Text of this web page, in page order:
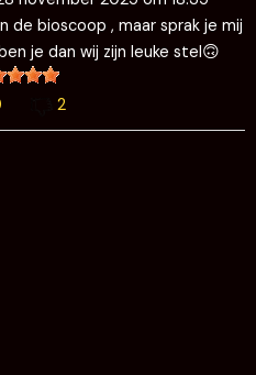
de bioscoop , maar sprak je mij
je dan wij zijn leuke stel🙃
2